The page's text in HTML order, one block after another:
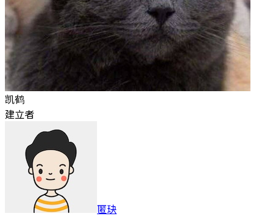
凯鹤
建立者
匿玦